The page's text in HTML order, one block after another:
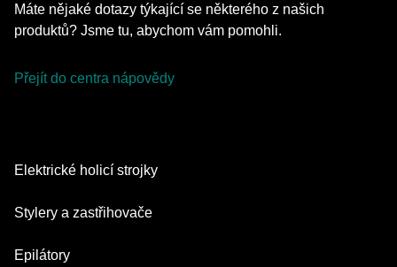
Máte nějaké dotazy týkající se některého z našich
produktů? Jsme tu, abychom vám pomohli.
Přejít do centra nápovědy
Elektrické holicí strojky
Series 9 Pro
Stylery a zastřihovače
Zastřihovače vousů
Epilátory